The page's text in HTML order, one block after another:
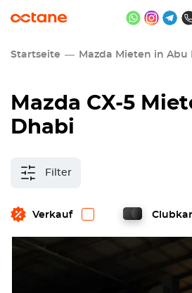
Startseite Mazda Mieten in Abu
Mazda CX-5
Dhabi
Filter
Verkauf